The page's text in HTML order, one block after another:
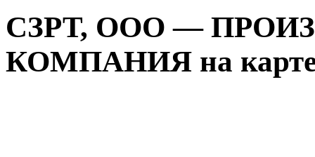
СЗРТ, ООО —
КОМПАНИЯ на